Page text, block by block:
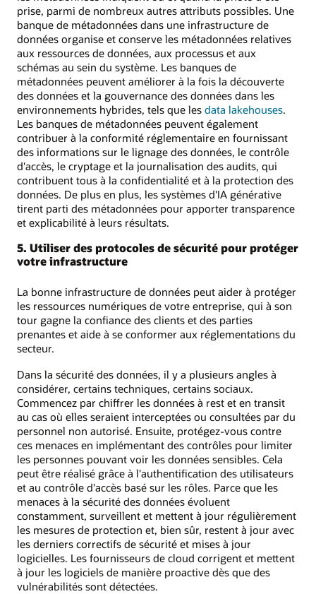
prise, parmi de nombreux autres attributs possibles. Une
banque de métadonnées dans une infrastructure de
données organise et conserve les métadonnées relatives
aux ressources de données, aux processus et aux
schémas au sein du système. Les banques de
métadonnées peuvent améliorer à la fois la découverte
des données et la gouvernance des données dans les
environnements hybrides, tels que les data lakehouses.
Les banques de métadonnées peuvent également
contribuer à la conformité réglementaire en fournissant
des informations sur le lignage des données, le contrôle
d'accès, le cryptage et la journalisation des audits, qui
contribuent tous à la confidentialité et à la protection des
données. De plus en plus, les systèmes d'IA générative
tirent parti des métadonnées pour apporter transparence
et explicabilité à leurs résultats.
5. Utiliser des protocoles de sécurité pour protéger
votre infrastructure
La bonne infrastructure de données peut aider à protéger
les ressources numériques de votre entreprise, qui à son
tour gagne la confiance des clients et des parties
prenantes et aide à se conformer aux réglementations du
secteur.
Dans la sécurité des données, il y a plusieurs angles à
considérer, certains techniques, certains sociaux.
Commencez par chiffrer les données à rest et en transit
au cas où elles seraient interceptées ou consultées par du
personnel non autorisé. Ensuite, protégez-vous contre
ces menaces en implémentant des contrôles pour limiter
les personnes pouvant voir les données sensibles. Cela
peut être réalisé grâce à l'authentification des utilisateurs
et au contrôle d'accès basé sur les rôles. Parce que les
menaces à la sécurité des données évoluent
constamment, surveillent et mettent à jour régulièrement
les mesures de protection et, bien sûr, restent à jour avec
les derniers correctifs de sécurité et mises à jour
logicielles. Les fournisseurs de cloud corrigent et mettent
à jour les logiciels de manière proactive dès que des
vulnérabilités sont détectées.